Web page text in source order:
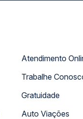
Atendimento
Trabalhe
Gratuidade
Auto Viações